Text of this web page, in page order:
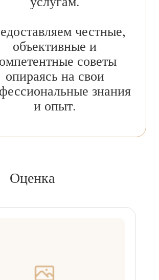
честные,
объективные и
советы
опираясь на свои
знания
и опыт.
Оценка